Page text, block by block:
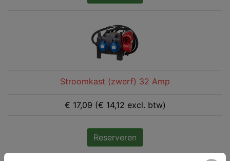
Stroomkast (zwerf) 32 Amp
€ 17,09 (€ 14,12 excl. btw)
Reserveren